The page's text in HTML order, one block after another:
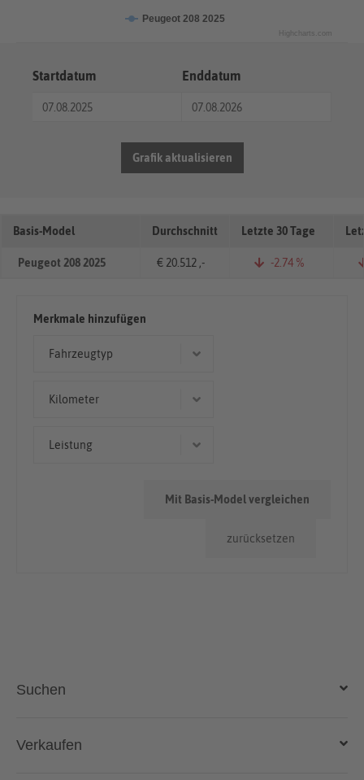
Peugeot 208 2025
Highcharts.com
Startdatum Enddatum
Grafik aktualisieren
Basis-Model Durchschnitt Letzte 30 Tage
Peugeot 208 2025 € 20.512 ,- -2.74 %
Merkmale hinzufügen
Fahrzeugtyp
Kilometer
Leistung
zurücksetzen
Mit Basis-Model vergleichen
Suchen
Auto kaufen
Verkaufen